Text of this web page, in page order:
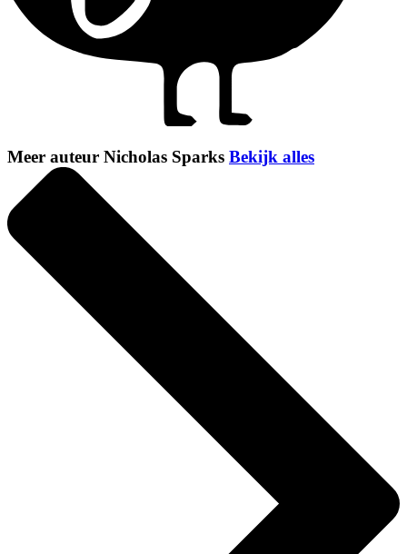
Meer auteur Nicholas Sparks Bekijk alles